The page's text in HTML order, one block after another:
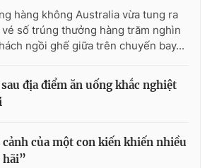
Bất động sản
Tấm lòng Việt
VTV8
hàng không Australia vừa tung ra
số trúng thưởng hàng trăm nghìn
ngồi ghế giữa trên chuyến bay...
địa điểm ăn uống khắc nghiệt
cảnh của một con kiến khiến nhiều